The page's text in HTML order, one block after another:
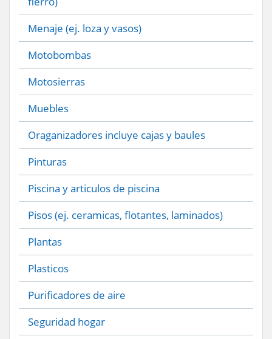
Menaje (ej. loza y vasos)
Motobombas
Motosierras
Muebles
Oraganizadores incluye cajas y baules
Pinturas
Piscina y articulos de piscina
Pisos (ej. ceramicas, flotantes, laminados)
Plantas
Plasticos
Purificadores de aire
Seguridad hogar